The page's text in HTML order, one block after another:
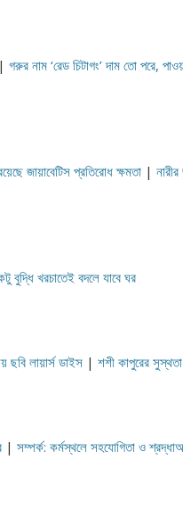
গরুর নাম ‘রেড চিটাগং’ দাম তো পরে,
জায়াবেটিস প্রতিরোধ ক্ষমতা|
বুদ্ধি খরচাতেই বদলে যাবে ঘর
ছবি লায়ার্স ডাইস| শশী কাপুরের
| সম্পর্ক: কর্মস্থলে সহযোগিতা ও শ্রদ্ধা